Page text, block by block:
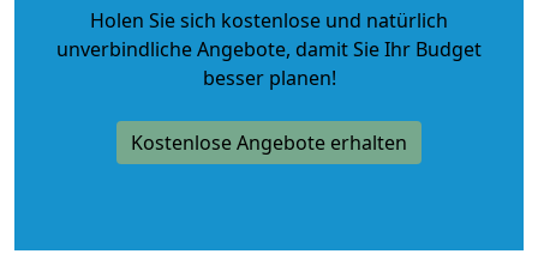
Holen Sie sich kostenlose und natürlich
unverbindliche Angebote, damit Sie Ihr Budget
besser planen!
Kostenlose Angebote erhalten